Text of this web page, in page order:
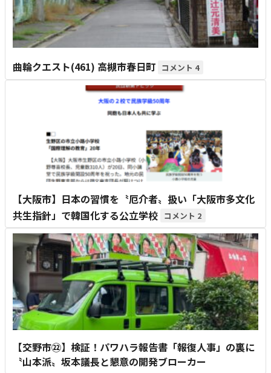
曲輪クエスト(461) 高槻市春日町 4
【大阪市】日本の習慣を〝厄介者〟扱い「大阪市多文化
共生指針」で韓国化する公立学校
2
【交野市㉒】検証！パワハラ報告書「報復人事」の裏に
〝山本派〟坂本議長と懇意の開発ブローカー